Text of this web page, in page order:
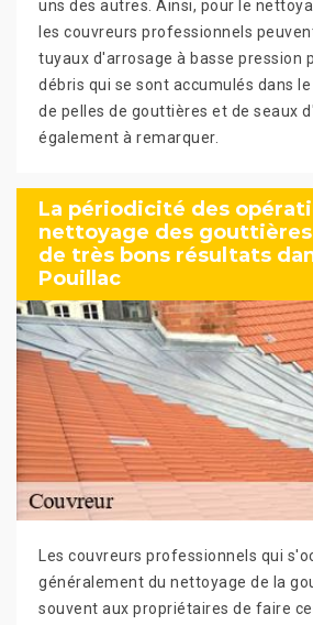
uns des autres. Ainsi, pour le
les couvreurs professionnels
tuyaux d'arrosage à basse pression
débris qui se sont accumulés dans
de pelles de gouttières et de seaux
également à remarquer.
La périodicité des
nettoyage des
de très bons résultats
Pouillac
Les couvreurs professionnels qui
généralement du nettoyage de la
souvent aux propriétaires de faire